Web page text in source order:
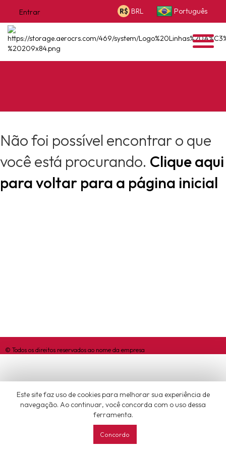
Entrar R$ BRL Português
Este site faz uso de cookies para melhorar sua experiência de
navegação. Ao continuar‚ você concorda com o uso dessa
ferramenta.
Concordo
Não foi possível encontrar o que
você está procurando. Clique aqui
para voltar para a página inicial
© Todos os direitos reservados ao nome da empresa